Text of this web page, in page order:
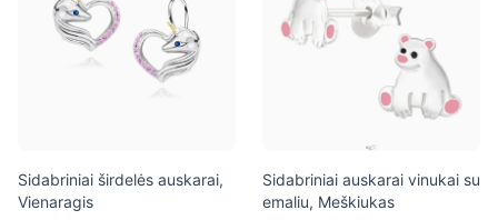
Sidabriniai širdelės auskarai,
Vienaragis
Sidabriniai auskarai vinukai su
emaliu, Meškiukas